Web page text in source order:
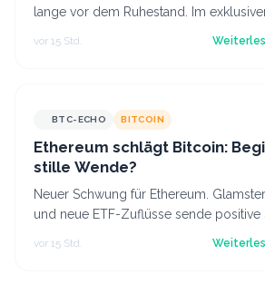
lange vor dem Ruhestand. Im
vor 15 Std.
BTC-ECHO BITCOIN
Ethereum schlägt Bitcoin:
stille Wende?
Neuer Schwung für Ethereum.
und neue ETF-Zuflüsse sende positive
vor 15 Std.